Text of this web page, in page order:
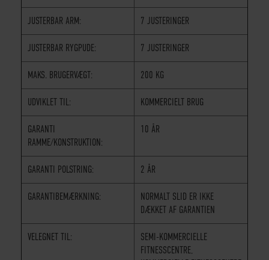
JUSTERBAR ARM: 7 JUSTERINGER
JUSTERBAR RYGPUDE: 7 JUSTERINGER
MAKS. BRUGERVÆGT: 200 KG
UDVIKLET TIL: KOMMERCIELT BRUG
GARANTI
RAMME/KONSTRUKTION:
10 ÅR
GARANTI POLSTRING: 2 ÅR
GARANTIBEMÆRKNING:
NORMALT SLID ER IKKE
DÆKKET AF GARANTIEN
VELEGNET TIL:
SEMI-KOMMERCIELLE
FITNESSCENTRE,